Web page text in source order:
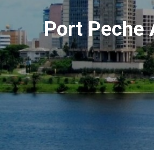
Port Peche